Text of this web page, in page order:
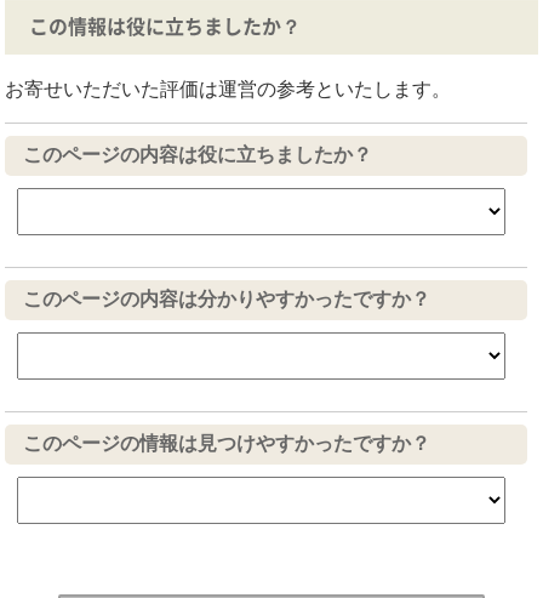
この情報は役に立ちましたか？
お寄せいただいた評価は運営の参考といたします。
このページの内容は役に立ちましたか？
このページの内容は分かりやすかったですか？
このページの情報は見つけやすかったですか？